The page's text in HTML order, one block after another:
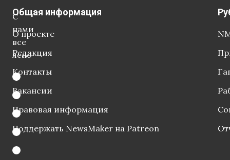
С
нами
все
ясно
Общая информация
О проекте
Редакция
Контакты
Вакансии
Правовая информация
Поддержать NewsMaker на Patreon